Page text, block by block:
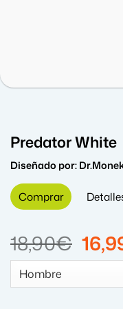
Predator White
Diseñado por:
Comprar
18,90€ El